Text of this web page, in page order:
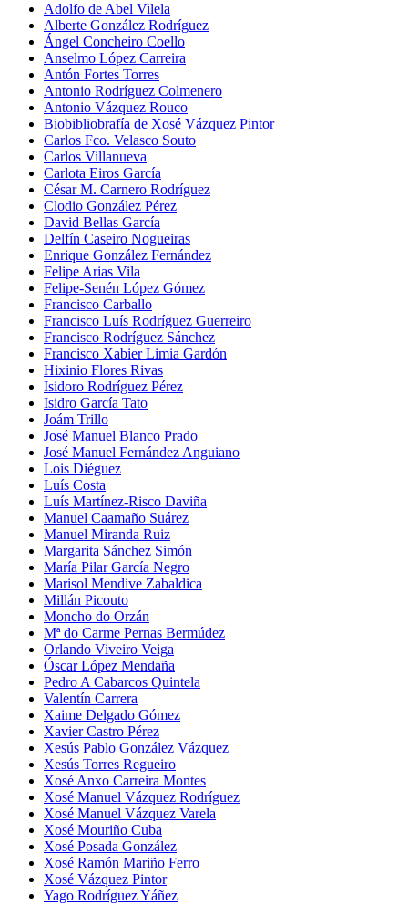
Adolfo de Abel Vilela
Alberte González Rodríguez
Ángel Concheiro Coello
Anselmo López Carreira
Antón Fortes Torres
Antonio Rodríguez Colmenero
Antonio Vázquez Rouco
Biobibliobrafía de Xosé Vázquez Pintor
Carlos Fco. Velasco Souto
Carlos Villanueva
Carlota Eiros García
César M. Carnero Rodríguez
Clodio González Pérez
David Bellas García
Delfín Caseiro Nogueiras
Enrique González Fernández
Felipe Arias Vila
Felipe-Senén López Gómez
Francisco Carballo
Francisco Luís Rodríguez Guerreiro
Francisco Rodríguez Sánchez
Francisco Xabier Limia Gardón
Hixinio Flores Rivas
Isidoro Rodríguez Pérez
Isidro García Tato
Joám Trillo
José Manuel Blanco Prado
José Manuel Fernández Anguiano
Lois Diéguez
Luís Costa
Luís Martínez-Risco Daviña
Manuel Caamaño Suárez
Manuel Miranda Ruiz
Margarita Sánchez Simón
María Pilar García Negro
Marisol Mendive Zabaldica
Millán Picouto
Moncho do Orzán
Mª do Carme Pernas Bermúdez
Orlando Viveiro Veiga
Óscar López Mendaña
Pedro A Cabarcos Quintela
Valentín Carrera
Xaime Delgado Gómez
Xavier Castro Pérez
Xesús Pablo González Vázquez
Xesús Torres Regueiro
Xosé Anxo Carreira Montes
Xosé Manuel Vázquez Rodríguez
Xosé Manuel Vázquez Varela
Xosé Mouriño Cuba
Xosé Posada González
Xosé Ramón Mariño Ferro
Xosé Vázquez Pintor
Yago Rodríguez Yáñez